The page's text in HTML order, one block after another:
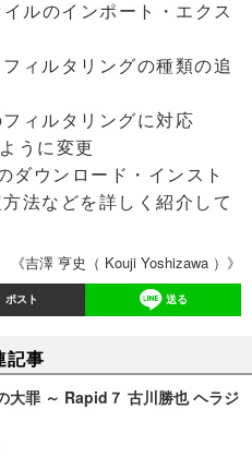
ルのインポート・エクス
ィルタリングの種類の追
ィルタリングに対応
うに変更
ウンロード・インスト
法などを詳しく紹介して
《吉澤 亨史（ Kouji Yoshizawa ）》
ポスト 送る
記事
大罪 ～ Rapid７ 古川勝也 ヘラジ